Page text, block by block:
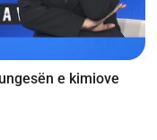
e kimiove